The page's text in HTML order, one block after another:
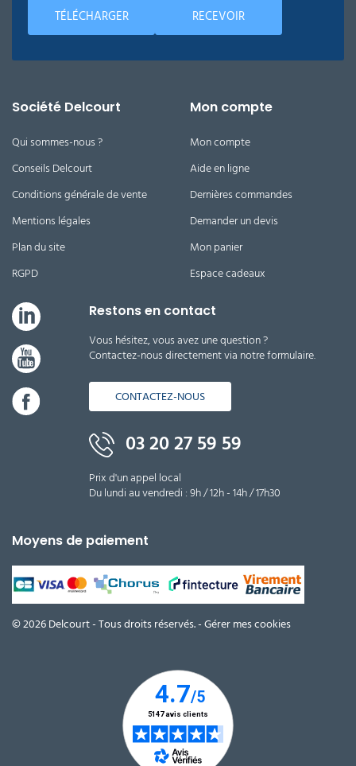
TÉLÉCHARGER RECEVOIR
Société Delcourt
Qui sommes-nous ?
Conseils Delcourt
Conditions générale de vente
Mentions légales
Plan du site
RGPD
Mon compte
Mon compte
Aide en ligne
Dernières commandes
Demander un devis
Mon panier
Espace cadeaux
Restons en contact
Vous hésitez, vous avez une question ?
Contactez-nous directement via notre formulaire.
CONTACTEZ-NOUS
03 20 27 59 59
Prix d'un appel local
Du lundi au vendredi : 9h / 12h - 14h / 17h30
Moyens de paiement
© 2026 Delcourt - Tous droits réservés. -Gérer mes cookies